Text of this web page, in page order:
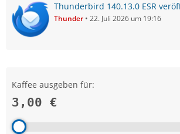
Thunderbird 140.13.0 ESR
Thunder 22. Juli 2026 um 19:16
Kaffee ausgeben für:
3,00 €